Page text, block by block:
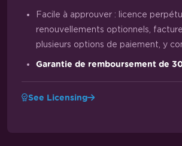
Facile à approuver : licence
renouvellements optionnels,
plusieurs options de paiement, y
Garantie de remboursement de
See Licensing